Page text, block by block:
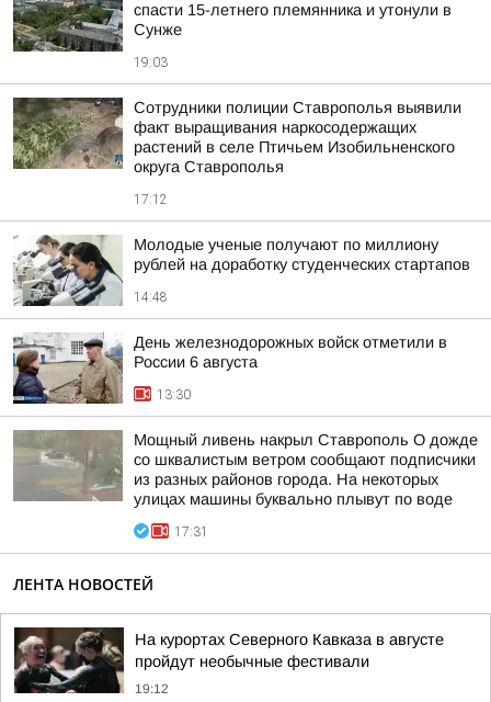
спасти 15-летнего племянника и утонули в
Сунже
19:03
Сотрудники полиции Ставрополья выявили
факт выращивания наркосодержащих
растений в селе Птичьем Изобильненского
округа Ставрополья
17:12
Молодые ученые получают по миллиону
рублей на доработку студенческих стартапов
14:48
День железнодорожных войск отметили в
России 6 августа
13:30
Мощный ливень накрыл Ставрополь О дожде
со шквалистым ветром сообщают подписчики
из разных районов города. На некоторых
улицах машины буквально плывут по воде
17:31
ЛЕНТА НОВОСТЕЙ
На курортах Северного Кавказа в августе
пройдут необычные фестивали
19:12